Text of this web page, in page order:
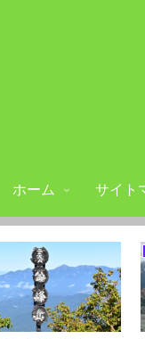
ホーム サイト